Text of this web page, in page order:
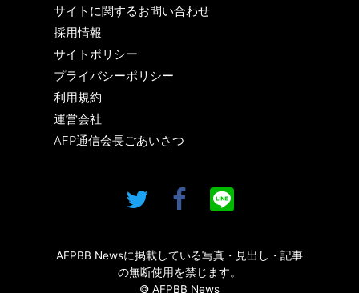
サイトに関するお問い合わせ
採用情報
サイトポリシー
プライバシーポリシー
利用規約
運営会社
AFP通信会長ごあいさつ
AFPBB Newsに掲載している写真・見出し・記事
の無断使用を禁じます。
© AFPBB News